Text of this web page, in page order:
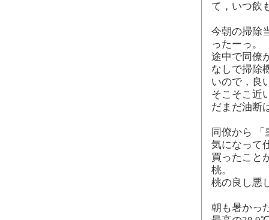
て，いつ飲
今朝の掃除
ったーっ。
途中で同僚
なしで掃除
いので，良
そこそこ近
だまだ油断
同僚から
気になって
買ったこと
桃。
桃の良し悪
朝も暑かっ